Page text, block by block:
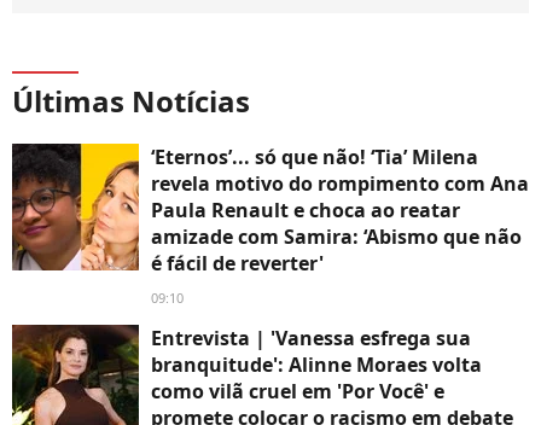
Últimas Notícias
‘Eternos’... só que não! ‘Tia’ Milena
revela motivo do rompimento com Ana
Paula Renault e choca ao reatar
amizade com Samira: ‘Abismo que não
é fácil de reverter'
09:10
Entrevista | 'Vanessa esfrega sua
branquitude': Alinne Moraes volta
como vilã cruel em 'Por Você' e
promete colocar o racismo em debate